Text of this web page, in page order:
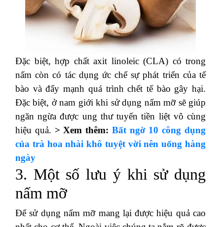
Đặc biệt, hợp chất axit linoleic (CLA) có trong
nấm còn có tác dụng ức chế sự phát triển của tế
bào và đẩy mạnh quá trình chết tế bào gây hại.
Đặc biệt, ở nam giới khi sử dụng nấm mỡ sẽ giúp
ngăn ngừa được ung thư tuyến tiền liệt vô cùng
hiệu quả. > Xem thêm: Bất ngờ 10 công dụng
của trà hoa nhài khô tuyệt vời nên uống hàng
ngày
3. Một số lưu ý khi sử dụng
nấm mỡ
Để sử dụng nấm mỡ mang lại được hiệu quả cao